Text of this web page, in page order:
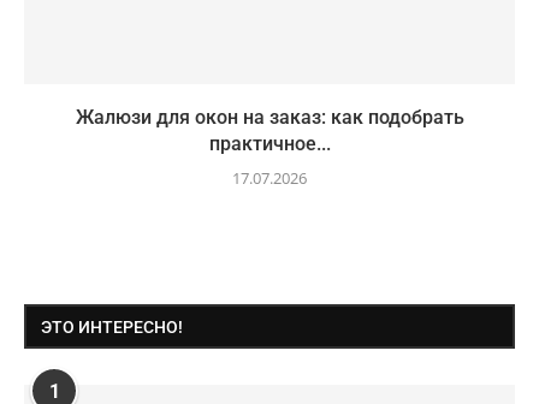
Жалюзи для окон на заказ: как подобрать
практичное...
17.07.2026
ЭТО ИНТЕРЕСНО!
1